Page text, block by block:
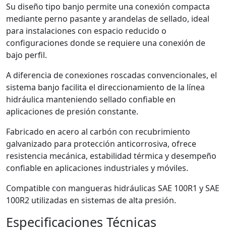
Su diseño tipo banjo permite una conexión compacta
mediante perno pasante y arandelas de sellado, ideal
para instalaciones con espacio reducido o
configuraciones donde se requiere una conexión de
bajo perfil.
A diferencia de conexiones roscadas convencionales, el
sistema banjo facilita el direccionamiento de la línea
hidráulica manteniendo sellado confiable en
aplicaciones de presión constante.
Fabricado en acero al carbón con recubrimiento
galvanizado para protección anticorrosiva, ofrece
resistencia mecánica, estabilidad térmica y desempeño
confiable en aplicaciones industriales y móviles.
Compatible con mangueras hidráulicas SAE 100R1 y SAE
100R2 utilizadas en sistemas de alta presión.
Especificaciones Técnicas